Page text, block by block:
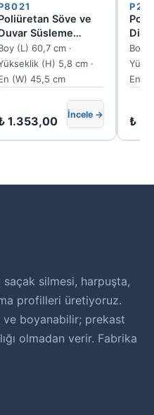
Söve ve
Süsleme
45.5x60.7 cm
(L) 60,7 cm ·
(H) 5,8 cm ·
(W) 45,5 cm
1.353,00 İncele →
Boy
En
₺
silmesi, harpuşta,
profilleri üretiyoruz.
ve boyanabilir; prekast
olmadan verir. Fabrika